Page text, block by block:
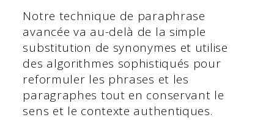
Notre technique de paraphrase
avancée va au-delà de la simple
substitution de synonymes et utilise
des algorithmes sophistiqués pour
reformuler les phrases et les
paragraphes tout en conservant le
sens et le contexte authentiques.